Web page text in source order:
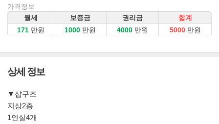
가격정보
월세
보증금 권리금
합계
만원
만원 만원 만원
상세 정보
▼샵구조
지상2층
1인실4개